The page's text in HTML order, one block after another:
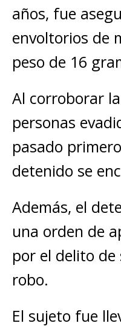
años, fue
envoltorios de
peso de 16
Al corroborar
personas
pasado
detenido se
Además, el
una orden de
por el delito de
robo.
El sujeto fue